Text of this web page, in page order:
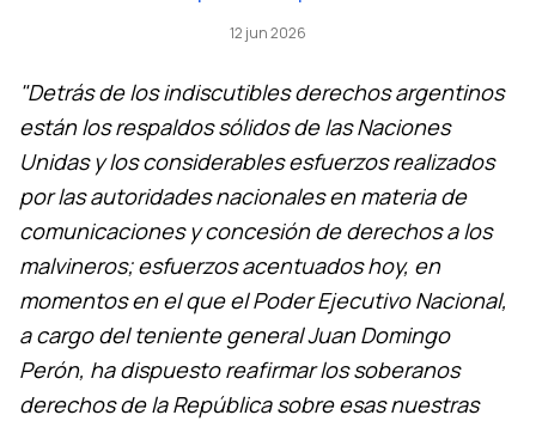
12 jun 2026
"Detrás de los indiscutibles derechos argentinos
están los respaldos sólidos de las Naciones
Unidas y los considerables esfuerzos realizados
por las autoridades nacionales en materia de
comunicaciones y concesión de derechos a los
malvineros; esfuerzos acentuados hoy, en
momentos en el que el Poder Ejecutivo Nacional,
a cargo del teniente general Juan Domingo
Perón, ha dispuesto reafirmar los soberanos
derechos de la República sobre esas nuestras